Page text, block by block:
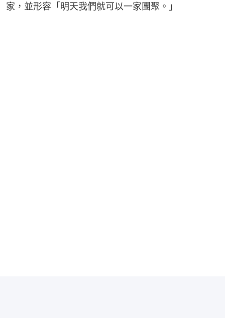
家，並形容「明天我們就可以一家團聚。」